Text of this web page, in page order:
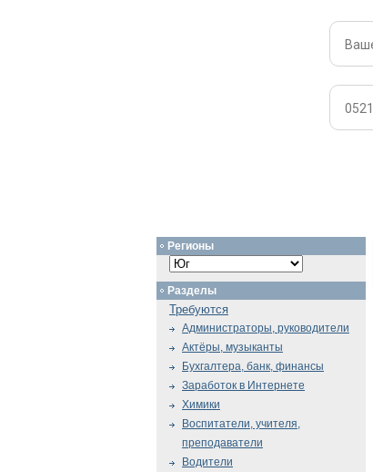
Регионы
Разделы
Требуются
Администраторы, руководители
Актёры, музыканты
Бухгалтера, банк, финансы
Заработок в Интернете
Химики
Воспитатели, учителя,
преподаватели
Водители